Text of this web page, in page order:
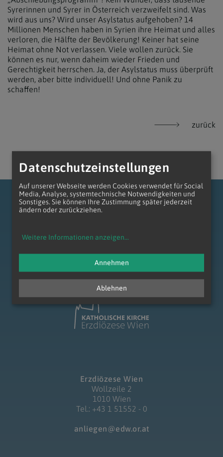
Syrerinnen und Syrer in Österreich verzweifelt sind. Was
wird aus uns? Wird unser Asylstatus aufgehoben? 14
Millionen Menschen haben in Syrien ihre Heimat und alles
verloren, die Hälfte der Bevölkerung! Keiner hat seine
Heimat ohne Not verlassen. Viele wollen zurück. Sie
können es nur, wenn daheim wieder Frieden und
Gerechtigkeit herrschen. Ja, der Asylstatus muss überprüft
werden, aber bitte individuell! Und ohne Panik zu
schaffen!
zurück
Erzdiözese Wien
Wollzeile 2
1010 Wien
Tel.: +43 1 51552 - 0
anliegen@edw.or.at
Datenschutzeinstellungen
Auf unserer Webseite werden Cookies verwendet für Social
Media, Analyse, systemtechnische Notwendigkeiten und
Sonstiges. Sie können Ihre Zustimmung später jederzeit
ändern oder zurückziehen.
Weitere Informationen anzeigen...
Ablehnen
Annehmen